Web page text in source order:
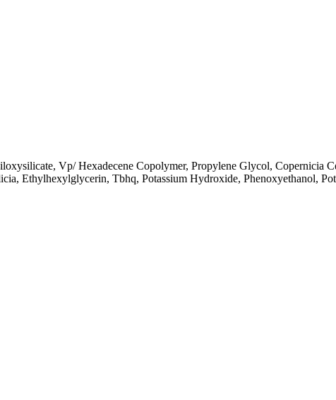
Vp/ Hexadecene Copolymer, Propylene Glycol, Copernicia
Ethylhexylglycerin, Tbhq, Potassium Hydroxide, Phenoxyethanol,